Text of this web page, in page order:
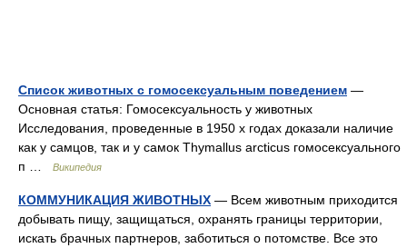
Список животных с гомосексуальным поведением —
Основная статья: Гомосексуальность у животных
Исследования, проведенные в 1950 х годах доказали наличие
как у самцов, так и у самок Thymallus arcticus гомосексуального
п …
Википедия
КОММУНИКАЦИЯ ЖИВОТНЫХ — Всем животным приходится
добывать пищу, защищаться, охранять границы территории,
искать брачных партнеров, заботиться о потомстве. Все это